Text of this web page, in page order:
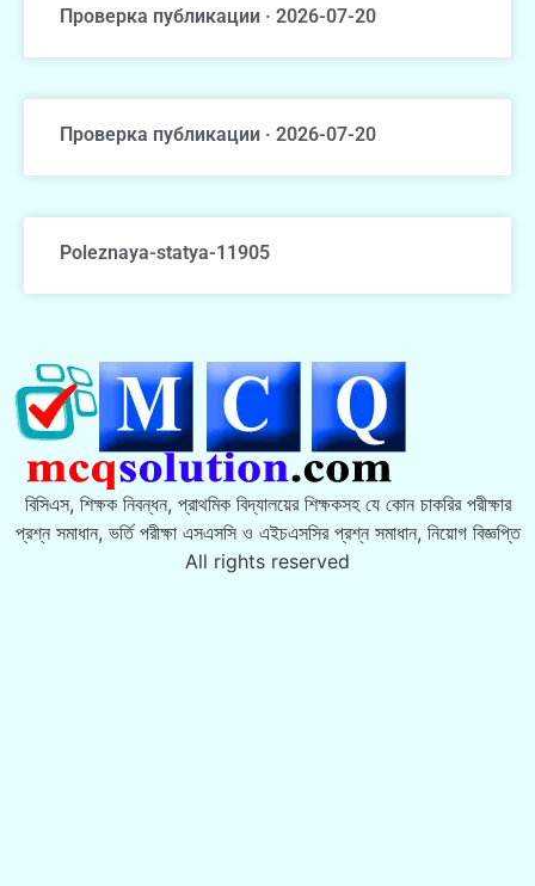
Проверка публикации · 2026-07-20
Проверка публикации · 2026-07-20
Poleznaya-statya-11905
বিসিএস, শিক্ষক নিবন্ধন, প্রাথমিক বিদ্যালয়ের শিক্ষকসহ যে কোন চাকরির পরীক্ষার
প্রশ্ন সমাধান, ভর্তি পরীক্ষা এসএসসি ও এইচএসসির প্রশ্ন সমাধান, নিয়োগ বিজ্ঞপ্তি
All rights reserved